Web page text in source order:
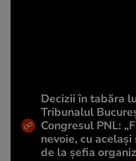
Decizii în tabăra
Tribunalul
Congresul PNL:
nevoie, cu
de la șefia